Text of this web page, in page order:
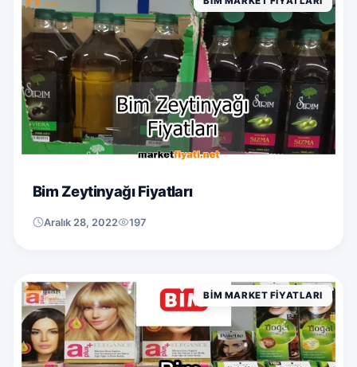
Bim Zeytinyağı Fiyatları
Aralık 28, 2022 197
BIM MARKET FIYATLARI